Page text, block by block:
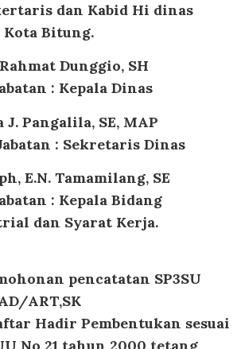
dan Kabid Hi dinas
Bitung.
Dunggio, SH
Dinas
J. Pangalila, SE, MAP
Dinas
E.N. Tamamilang, SE
Bidang
dan Syarat Kerja.
pencatatan SP3SU
ART,SK
Hadir Pembentukan sesuai
No 21 tahun 2000 tetang